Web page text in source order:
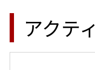
アクテ